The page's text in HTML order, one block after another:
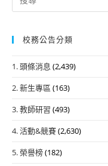
for:
校務公告分類
1. 頭條消息 (2,439)
2. 新生專區 (163)
3. 教師研習 (493)
4. 活動&競賽(2,630)
5. 榮譽榜(182)